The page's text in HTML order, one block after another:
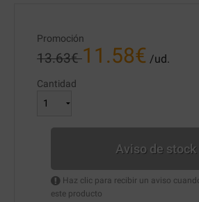
Promoción
13.63€ 11.58€ /ud.
Cantidad
Aviso de stock
Haz clic para recibir un aviso
este producto